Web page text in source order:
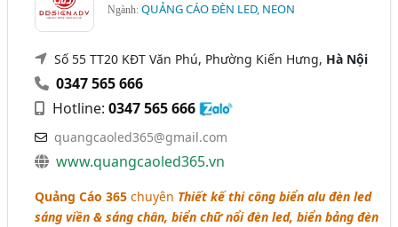
Ngành:QUẢNG CÁO ĐÈN LED, NEON
Số 55 TT20 KĐT Văn Phú, Phường Kiến Hưng, Hà Nội
0347 565 666
Hotline:0347 565 666
quangcaoled365@gmail.com
www.quangcaoled365.vn
Quảng Cáo 365 chuyên Thiết kế thi công biển alu đèn led
sáng viền & sáng chân, biển chữ nổi đèn led, biển bảng đèn